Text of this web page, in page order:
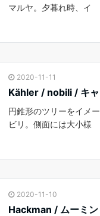
マルヤ。夕暮れ時、イ
2020-11-11
Kähler / nobili / キ
円錐形のツリーをイメ
ビリ。側面には大小様
2020-11-10
Hackman / ムーミ